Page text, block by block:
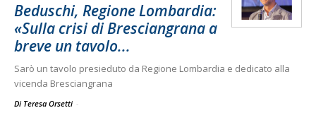
Beduschi, Regione Lombardia:
«Sulla crisi di Bresciangrana a
breve un tavolo...
Sarò un tavolo presieduto da Regione Lombardia e dedicato alla
vicenda Bresciangrana
Di Teresa Orsetti -